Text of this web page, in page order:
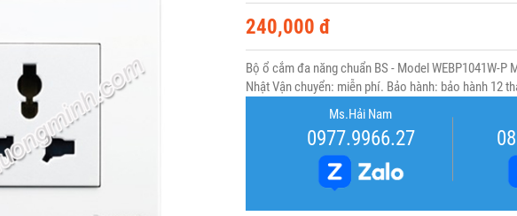
240,000 đ
Bộ ổ cắm đa năng chuẩn BS - Model WEBP1041W-
Nhật Vận chuyển: miễn phí. Bảo hành: bảo hành 12
Ms.Hải Nam
0977.9966.27